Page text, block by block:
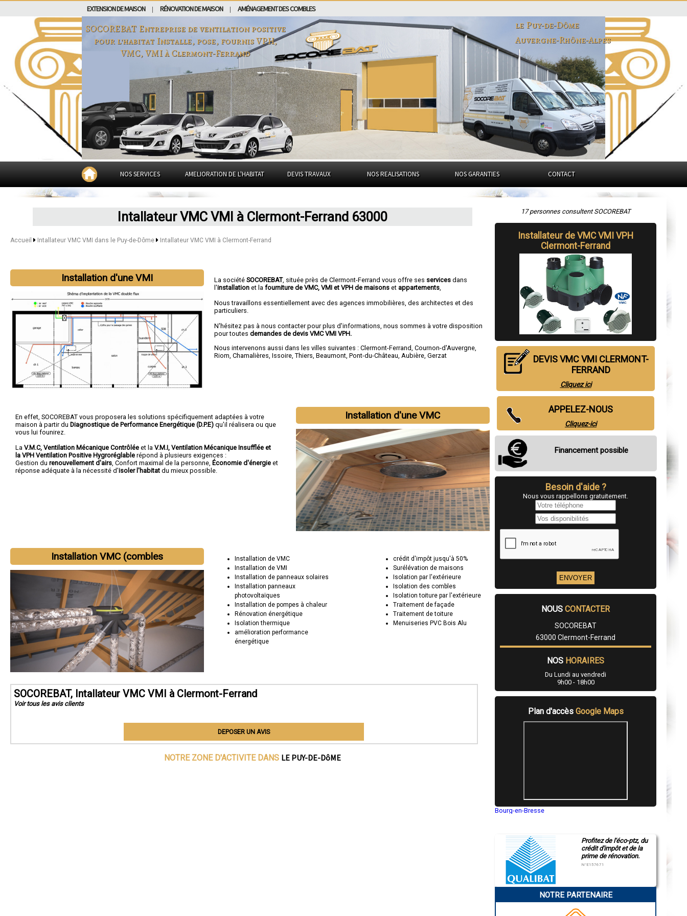
EXTENSION DE MAISON RÉNOVATION DE MAISON AMÉNAGEMENT DES COMBLES
SOCOREBAT Entreprise de ventilation positive
pour l'habitat Installe, pose, fournis VPH,
VMC, VMI àClermont-Ferrand
le Puy-de-Dôme
Auvergne-Rhône-Alpes
NOS SERVICES AMELIORATION DE L'HABITAT DEVIS TRAVAUX NOS REALISATIONS NOS GARANTIES CONTACT
Intallateur VMC VMI à Clermont-Ferrand 63000
Accueil Intallateur VMC VMI dans le Puy-de-Dôme Intallateur VMC VMI à Clermont-Ferrand
Installation d'une VMI La sociétéSOCOREBAT, située près de Clermont-Ferrand vous offre ses services dans
l'installation et lafourniture de VMC, VMI et VPH de maisons et appartements
Nous travaillons essentiellement avec des agences immobilières, des architectes et des
particuliers.
N'hésitez pas à nous contacter pour plus d'informations, nous sommes à votre disposition
pour toutesdemandes de devis VMC VMI VPH.
Nous intervenons aussi dans les villes suivantes :Clermont-Ferrand ,Cournon-d'Auvergne
Riom ,Chamalières ,Issoire ,Thiers ,Beaumont ,Pont-du-Château Aubière ,Gerzat
Installation d'une VMC
En effet, SOCOREBAT vous proposera les solutions spécifiquement adaptées à votre
maison à partir du Diagnostique de Performance Energétique (D.P.E) qu'il réalisera ou que
vous lui founirez.
La V.M.C, Ventilation Mécanique Contrôlée et la V.M.I, Ventilation Mécanique Insufflée et
la VPH Ventilation Positive Hygroréglable répond à plusieurs exigences :
Gestion du renouvellement d'airs, Confort maximal de la personne, Économie d'énergie et
réponse adéquate à la nécessité d'isoler l'habitat du mieux possible.
Installation VMC (combles
Installation de VMC
Installation de VMI
Installation de panneaux solaires
Installation panneaux
photovoltaïques
Installation de pompes à chaleur
Rénovation énergétique
Isolation thermique
amélioration performance
énergétique
crédit d'impôt jusqu'à 50%
Surélévation de maisons
Isolation par l'extérieure
Isolation des combles
Isolation toiture par l'extérieure
Traitement de façade
Traitement de toiture
Menuiseries PVC Bois Alu
SOCOREBAT, Intallateur VMC VMI à Clermont-Ferrand
Voir tous les avis clients
DEPOSER UN AVIS
NOTRE ZONE D'ACTIVITE DANS LE PUY-DE-DôME
17 personnes consultent SOCOREBAT
Installateur de VMC VMI VPH
Clermont-Ferrand
DEVIS VMC VMI CLERMONT-
FERRAND
Cliquez ici
APPELEZ-NOUS
Cliquez-ici
Financement possible
Besoin d'aide ?
Nous vous rappellons gratuitement.
NOUS CONTACTER
SOCOREBAT
63000 Clermont-Ferrand
NOS HORAIRES
Du Lundi au vendredi
9h00 - 18h00
Plan d'accès Google Maps
Bourg-en-Bresse
Gap
Nice
Annonay
Charleville-Mézières
Troyes
Narbonne
Marseille
Profitez de l'éco-ptz, du
crédit d'impôt et de la
prime de rénovation.
N°E157671
NOTRE PARTENAIRE